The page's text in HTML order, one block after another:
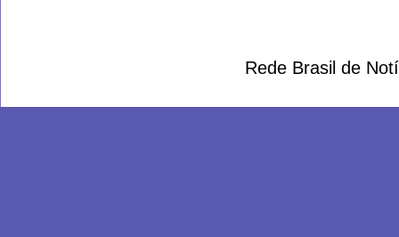
Rede Brasil de